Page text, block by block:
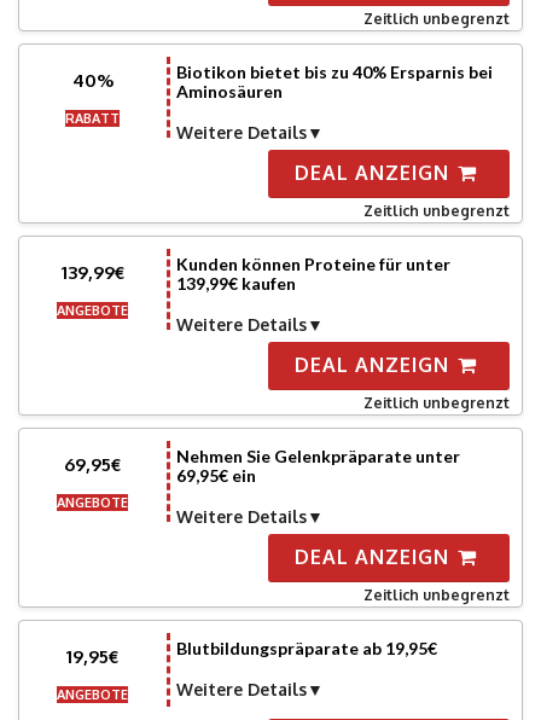
Zeitlich unbegrenzt
40%
RABATT
Biotikon bietet bis zu 40% Ersparnis bei
Aminosäuren
Weitere Details
DEAL ANZEIGN
Zeitlich unbegrenzt
139,99€
ANGEBOTE
Kunden können Proteine ​​für unter
139,99€ kaufen
Weitere Details
DEAL ANZEIGN
Zeitlich unbegrenzt
69,95€
ANGEBOTE
Nehmen Sie Gelenkpräparate unter
69,95€ ein
Weitere Details
DEAL ANZEIGN
Zeitlich unbegrenzt
19,95€
ANGEBOTE
Blutbildungspräparate ab 19,95€
Weitere Details